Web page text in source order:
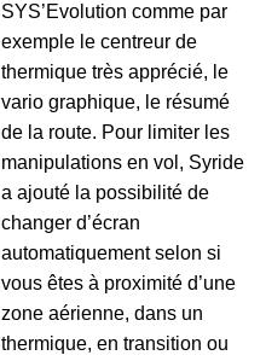
SYS’Evolution comme par
exemple le centreur de
thermique très apprécié, le
vario graphique, le résumé
de la route. Pour limiter les
manipulations en vol, Syride
a ajouté la possibilité de
changer d’écran
automatiquement selon si
vous êtes à proximité d’une
zone aérienne, dans un
thermique, en transition ou